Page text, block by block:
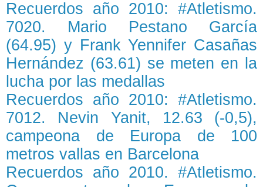
Recuerdos año 2010: #Atletismo.
7020. Mario Pestano García
(64.95) y Frank Yennifer Casañas
Hernández (63.61) se meten en la
lucha por las medallas
Recuerdos año 2010: #Atletismo.
7012. Nevin Yanit, 12.63 (-0,5),
campeona de Europa de 100
metros vallas en Barcelona
Recuerdos año 2010. #Atletismo.